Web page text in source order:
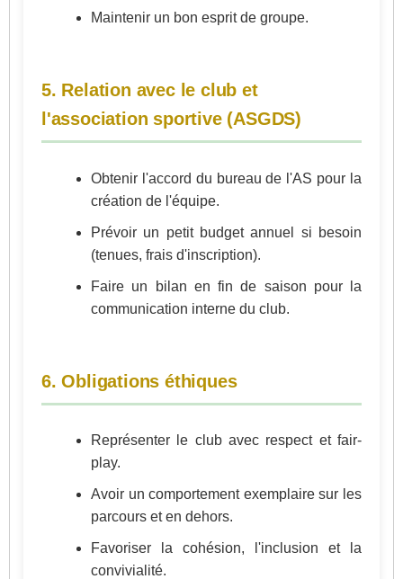
Maintenir un bon esprit de groupe.
5. Relation avec le club et
l'association sportive (ASGDS)
Obtenir l'accord du bureau de l'AS pour la
création de l'équipe.
Prévoir un petit budget annuel si besoin
(tenues, frais d'inscription).
Faire un bilan en fin de saison pour la
communication interne du club.
6. Obligations éthiques
Représenter le club avec respect et fair-
play.
Avoir un comportement exemplaire sur les
parcours et en dehors.
Favoriser la cohésion, l'inclusion et la
convivialité.